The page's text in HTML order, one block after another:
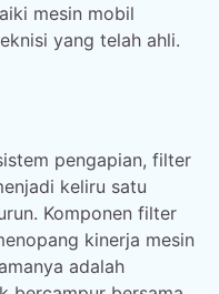
mesin mobil
yang telah ahli.
pengapian, filter
keliru satu
Komponen filter
kinerja mesin
adalah